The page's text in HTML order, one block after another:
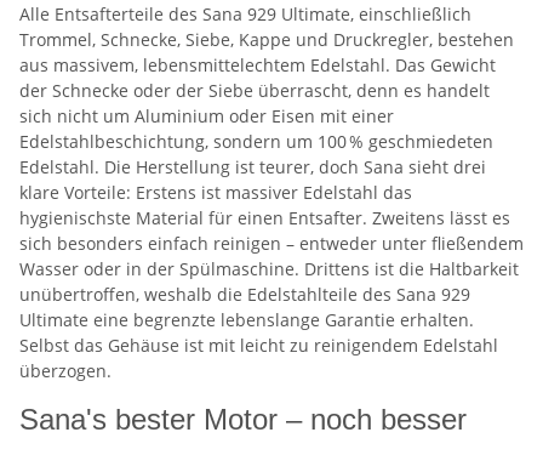
Alle Entsafterteile des Sana 929 Ultimate, einschließlich
Trommel, Schnecke, Siebe, Kappe und Druckregler, bestehen
aus massivem, lebensmittelechtem Edelstahl. Das Gewicht
der Schnecke oder der Siebe überrascht, denn es handelt
sich nicht um Aluminium oder Eisen mit einer
Edelstahlbeschichtung, sondern um 100 % geschmiedeten
Edelstahl. Die Herstellung ist teurer, doch Sana sieht drei
klare Vorteile: Erstens ist massiver Edelstahl das
hygienischste Material für einen Entsafter. Zweitens lässt es
sich besonders einfach reinigen – entweder unter fließendem
Wasser oder in der Spülmaschine. Drittens ist die Haltbarkeit
unübertroffen, weshalb die Edelstahlteile des Sana 929
Ultimate eine begrenzte lebenslange Garantie erhalten.
Selbst das Gehäuse ist mit leicht zu reinigendem Edelstahl
überzogen.
Sana's bester Motor – noch besser